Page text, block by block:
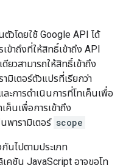
วโดยใช้ Google API ได้
ข้าถึงที่ให้สิทธิ์เข้าถึง API
ยวสามารถให้สิทธิ์เข้าถึง
มิเตอร์ตัวแปรที่เรียกว่า
ะการดำเนินการที่โทเค็นเพื่อ
ค็นเพื่อการเข้าถึง
พารามิเตอร์ scope
นไปตามประเภท
ชัน JavaScript อาจขอโท